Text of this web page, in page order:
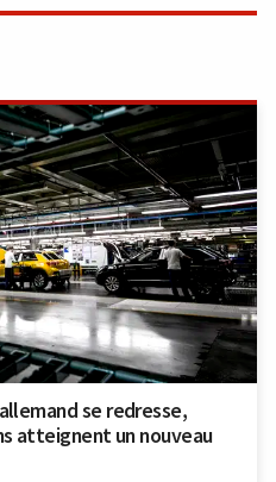
se redresse,
atteignent un nouveau